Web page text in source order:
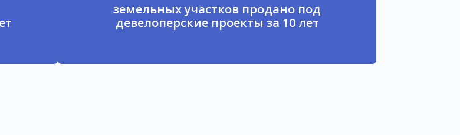
земельных участков продано под
девелоперские проекты за 10 лет